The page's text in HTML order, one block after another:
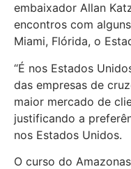
embaixador Allan
encontros com
Miami, Flórida, o
“É nos Estados
das empresas de
maior mercado de
justificando a
nos Estados Unidos.
O curso do